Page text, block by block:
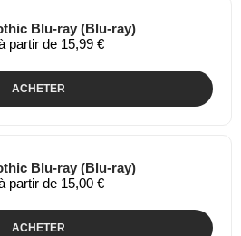
Blu-ray (Blu-ray)
partir de 15,99 €
ACHETER
Blu-ray (Blu-ray)
partir de 15,00 €
ACHETER